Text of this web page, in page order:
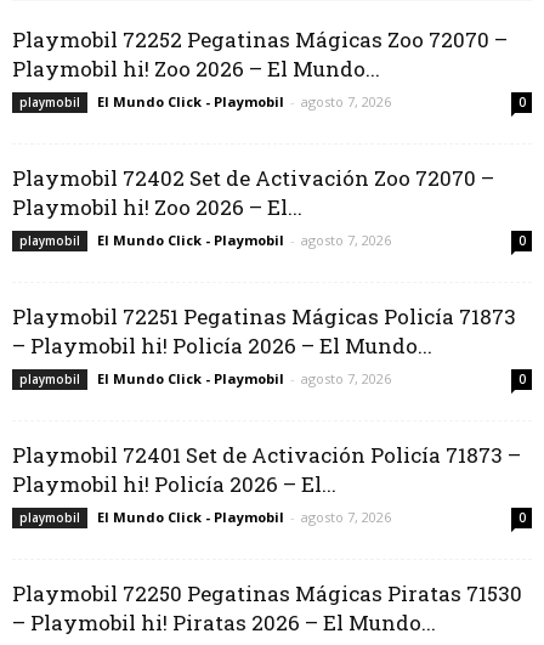
Playmobil 72252 Pegatinas Mágicas Zoo 72070 –
Playmobil hi! Zoo 2026 – El Mundo...
playmobil El Mundo Click - Playmobil - agosto 7, 2026 0
Playmobil 72402 Set de Activación Zoo 72070 –
Playmobil hi! Zoo 2026 – El...
playmobil El Mundo Click - Playmobil - agosto 7, 2026 0
Playmobil 72251 Pegatinas Mágicas Policía 71873
– Playmobil hi! Policía 2026 – El Mundo...
playmobil El Mundo Click - Playmobil - agosto 7, 2026 0
Playmobil 72401 Set de Activación Policía 71873 –
Playmobil hi! Policía 2026 – El...
playmobil El Mundo Click - Playmobil - agosto 7, 2026 0
Playmobil 72250 Pegatinas Mágicas Piratas 71530
– Playmobil hi! Piratas 2026 – El Mundo...